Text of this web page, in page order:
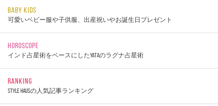
BABY KIDS
可愛いベビー服や子供服、出産祝いやお誕生日プレゼント
HOROSCOPE
インド占星術をベースにしたYATAのラグナ占星術
RANKING
STYLE HAUSの人気記事ランキング